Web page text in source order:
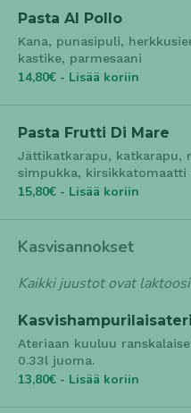
Pasta Al Pollo
Kana, punasipuli,
kastike, parmesaani
14,80€ - Lisää koriin
Pasta Frutti Di Mare
Jättikatkarapu, katkarapu,
simpukka, kirsikkatomaatti
15,80€ - Lisää koriin
Kasvisannokset
Kaikki juustot ovat
Ateriaan kuuluu
0.33l juoma.
13,80€ - Lisää koriin